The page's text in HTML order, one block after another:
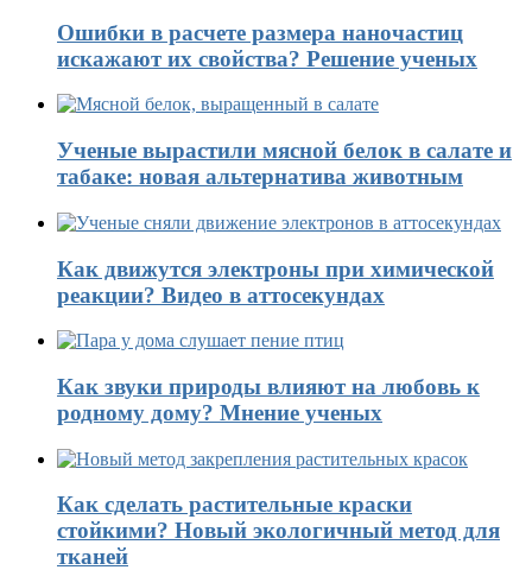
Ошибки в расчете размера наночастиц
искажают их свойства? Решение ученых
Ученые вырастили мясной белок в салате и
табаке: новая альтернатива животным
Как движутся электроны при химической
реакции? Видео в аттосекундах
Как звуки природы влияют на любовь к
родному дому? Мнение ученых
Как сделать растительные краски
стойкими? Новый экологичный метод для
тканей